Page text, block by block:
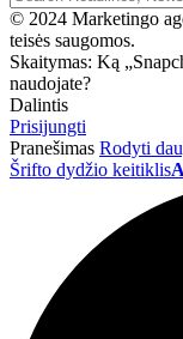
© 2024 Marketingo
teisės saugomos.
Skaitymas: Ką
naudojate?
Dalintis
Prisijungti
Pranešimas Rodyti
Šrifto dydžio keitiklis